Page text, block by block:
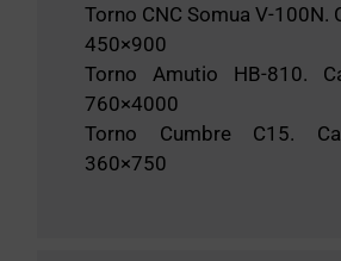
Torno CNC Somua V-100N.
450×900
Torno Amutio HB-810.
760×4000
Torno Cumbre C15.
360×750